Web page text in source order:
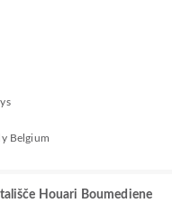
Belgium
Houari Boumediene